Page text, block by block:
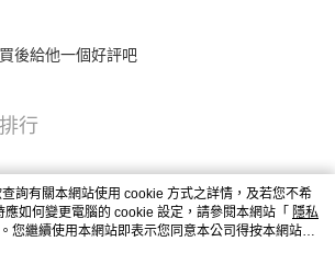
後給他一個好評吧
行
詢有關本網站使用 cookie 方式之詳情，及若您不希
如何變更電腦的 cookie 設定，請參閱本網站「 隱私
您繼續使用本網站即表示您同意本公司得按本網站使
cookie。